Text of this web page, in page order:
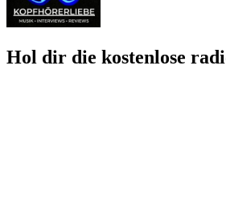
Hol dir die kostenlose